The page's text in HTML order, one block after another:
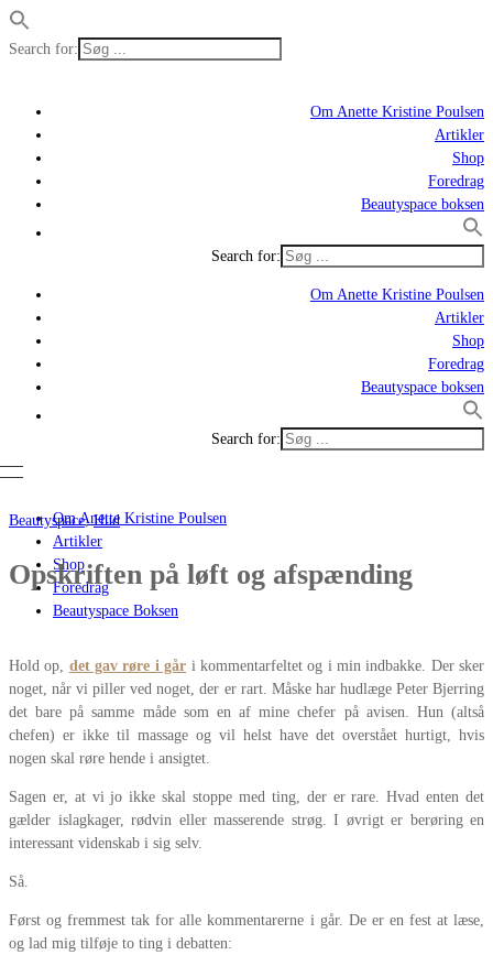
Search for:
Om Anette Kristine Poulsen
Artikler
Shop
Foredrag
Beautyspace boksen
Search for:
Om Anette Kristine Poulsen
Artikler
Shop
Foredrag
Beautyspace boksen
Search for:
Om Anette Kristine Poulsen
Artikler
Shop
Foredrag
Beautyspace Boksen
Beautyspace,Hud
Opskriften på løft og afspænding
Hold op, det gav røre i går i kommentarfeltet og i min indbakke. Der sker
noget, når vi piller ved noget, der er rart. Måske har hudlæge Peter Bjerring
det bare på samme måde som en af mine chefer på avisen. Hun (altså
chefen) er ikke til massage og vil helst have det overstået hurtigt, hvis
nogen skal røre hende i ansigtet.
Sagen er, at vi jo ikke skal stoppe med ting, der er rare. Hvad enten det
gælder islagkager, rødvin eller masserende strøg. I øvrigt er berøring en
interessant videnskab i sig selv.
Så.
Først og fremmest tak for alle kommentarerne i går. De er en fest at læse,
og lad mig tilføje to ting i debatten: